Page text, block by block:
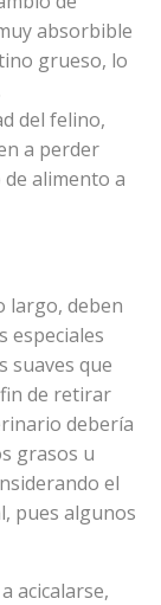
absorbible
grueso, lo
del felino,
a perder
alimento a
largo, deben
especiales
suaves que
de retirar
debería
grasos u
el
pues algunos
acicalarse,